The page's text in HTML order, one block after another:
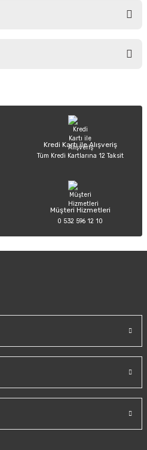
formunu kullanarak tarafımıza
bulunuyor.
pahalı.
siz yapın!
Kredi Kartı ile Alışveriş
Tüm Kredi Kartlarına 12 Taksit
Müşteri Hizmetleri
0 532 596 12 10